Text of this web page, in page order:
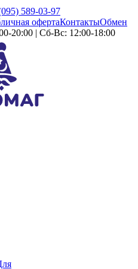
589-03-97
офертаКонтактыОбмен
20:00 | Сб-Вс: 12:00-18:00